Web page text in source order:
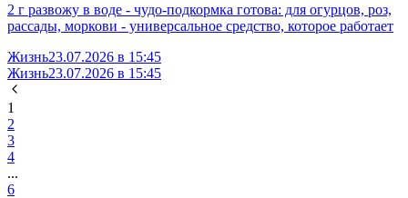
2 г развожу в воде - чудо-подкормка готова: для огурцов, роз,
рассады, моркови - универсальное средство, которое работает
Жизнь23.07.2026 в 15:45
Жизнь23.07.2026 в 15:45
1
2
3
4
...
6